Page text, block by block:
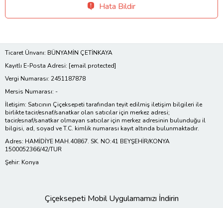
Hata Bildir
Ticaret Ünvanı: BÜNYAMİN ÇETİNKAYA
Kayıtlı E-Posta Adresi: [email protected]
Vergi Numarası: 2451187878
Mersis Numarası: -
İletişim: Satıcının Çiçeksepeti tarafından teyit edilmiş iletişim bilgileri ile
birlikte tacir/esnaf/sanatkar olan satıcılar için merkez adresi;
tacir/esnaf/sanatkar olmayan satıcılar için merkez adresinin bulunduğu il
bilgisi, ad, soyad ve T.C. kimlik numarası kayıt altında bulunmaktadır.
Adres: HAMİDİYE MAH.40867. SK. NO:41 BEYŞEHİR/KONYA
1500052366/42/TUR
Şehir: Konya
Çiçeksepeti Mobil Uygulamamızı İndirin